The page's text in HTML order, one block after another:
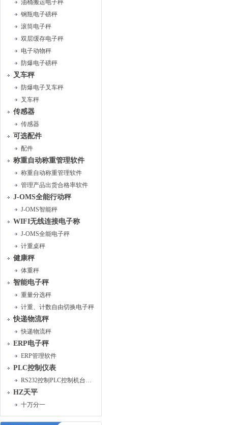
油桶搬运电子秤
钢瓶电子磅秤
滚筒电子秤
双层缓存电子秤
电子动物秤
防爆电子磅秤
叉车秤
防爆电子叉车秤
叉车秤
传感器
传感器
可选配件
配件
称重自动称重管理软件
称重自动称重管理软件
管理产品出货合格率软件
J-OMS全能行动秤
J-OMS智能秤
WIFI无线连接电子称
J-OMS全能电子秤
计重桌秤
健康秤
体重秤
智能电子秤
重量分选秤
计重、计数自由切换电子秤
快递物流秤
快递物流秤
ERP电子秤
ERP管理软件
PLC控制仪表
RS232控制PLC控制机台运行
HZ天平
十万分一